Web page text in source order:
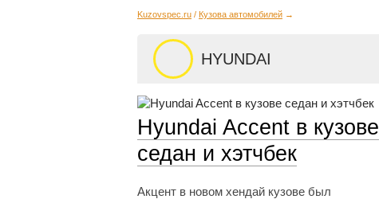
Kuzovspec.ru Кузова автомобилей
HYUNDAI
Hyundai Accent в кузове
седан и хэтчбек
Акцент в новом хендай кузове был